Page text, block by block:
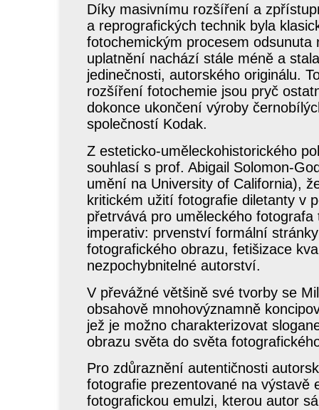
Díky masivnímu rozšíření a
a reprografických technik byla
fotochemickým procesem odsunuta
uplatnění nachází stále méně a
jedinečnosti, autorského originálu.
rozšíření fotochemie jsou pryč
dokonce ukončení výroby
společností Kodak.
Z esteticko-uměleckohistorického
souhlasí s prof. Abigail Solomon-
umění na University of California),
kritickém užití fotografie diletanty v
přetrvává pro uměleckého
imperativ: prvenství formální
fotografického obrazu, fetišizace
nezpochybnitelné autorství.
V převážné většině své tvorby se
obsahově mnohovýznamně
jež je možno charakterizovat
obrazu světa do světa
Pro zdůraznění autentičnosti
fotografie prezentované na výstavě
fotografickou emulzi, kterou autor